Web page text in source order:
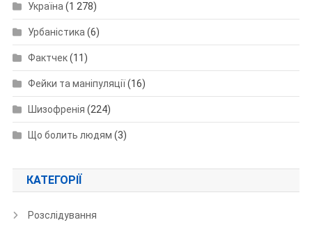
Україна(1 278)
Урбаністика(6)
Фактчек(11)
Фейки та маніпуляції(16)
Шизофренія (224)
Що болить людям (3)
КАТЕГОРІЇ
Розслідування